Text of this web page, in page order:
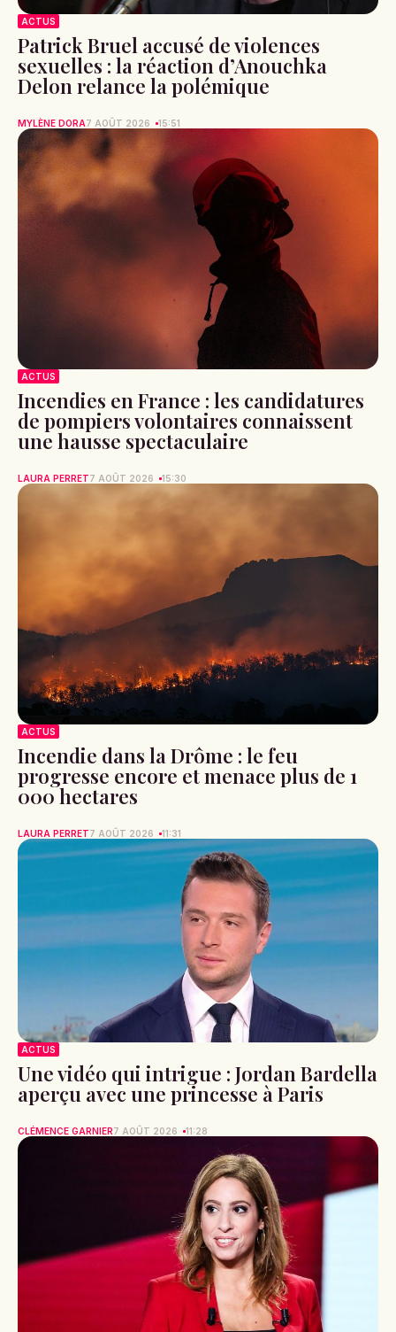
ACTUS
Patrick Bruel accusé de violences
sexuelles : la réaction d’Anouchka
Delon relance la polémique
MYLÈNE DORA7 AOÛT 2026 15:51
ACTUS
Incendies en France : les candidatures
de pompiers volontaires connaissent
une hausse spectaculaire
LAURA PERRET7 AOÛT 2026 15:30
ACTUS
Incendie dans la Drôme : le feu
progresse encore et menace plus de 1
000 hectares
LAURA PERRET7 AOÛT 2026 11:31
ACTUS
Une vidéo qui intrigue : Jordan Bardella
aperçu avec une princesse à Paris
CLÉMENCE GARNIER7 AOÛT 2026 11:28